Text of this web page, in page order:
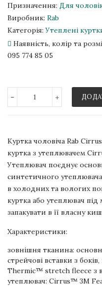
Призначення: Для
Виробник: Rab
Категорія:Утеплені
Наявність, колір та
095 774 85 05
- +
Куртка чоловіча Rab
куртка з утеплювачем
Утеплювач поєднує
синтетичного
в холодних та вологих
куртка або утеплювач
запакувати в її власну
Характеристики:
зовнішня тканина:
стрейчові вставки з
Thermic™ stretch fleece з
утеплювач: Cirrus™ 3M